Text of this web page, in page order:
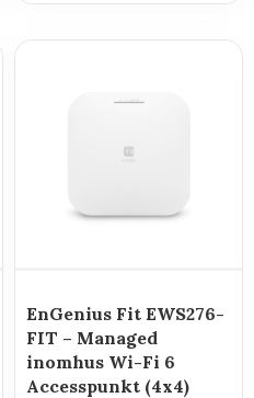
EnGenius Fit EWS276-
FIT – Managed
inomhus Wi-Fi 6
Accesspunkt (4x4)